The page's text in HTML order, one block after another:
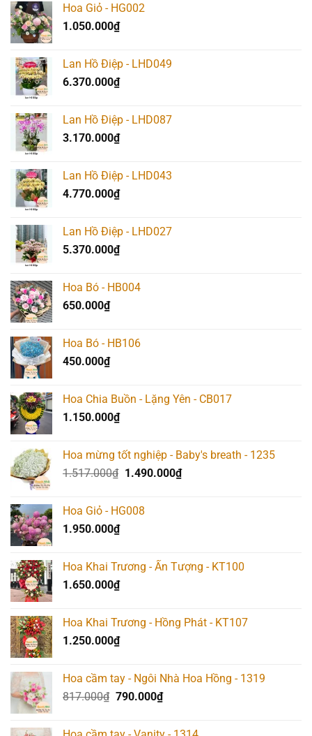
Hoa Giỏ - HG002
1.050.000₫
Lan Hồ Điệp - LHD049
6.370.000₫
Lan Hồ Điệp - LHD087
3.170.000₫
Lan Hồ Điệp - LHD043
4.770.000₫
Lan Hồ Điệp - LHD027
5.370.000₫
Hoa Bó - HB004
650.000₫
Hoa Bó - HB106
450.000₫
Hoa Chia Buồn - Lặng Yên - CB017
1.150.000₫
Hoa mừng tốt nghiệp - Baby's breath - 1235
1.517.000₫ Giá
1.517.000₫.
1.490.000₫Giá
Hoa Giỏ - HG008
1.950.000₫
Hoa Khai Trương - Ấn Tượng - KT100
1.650.000₫
Hoa Khai Trương - Hồng Phát - KT107
1.250.000₫
Hoa cầm tay - Ngôi Nhà Hoa Hồng - 1319
817.000₫ Giá
790.000₫Giá